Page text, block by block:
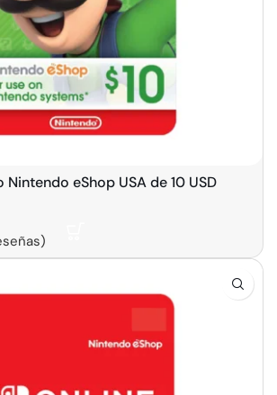
Nintendo eShop USA de 10 USD